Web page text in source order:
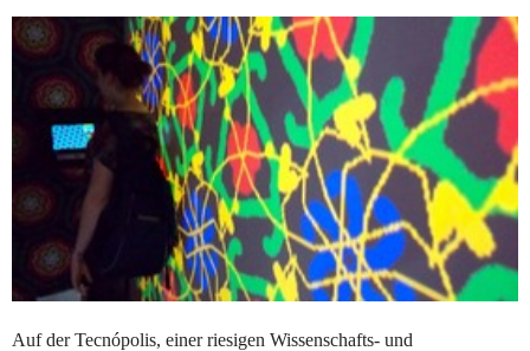
Auf der Tecnópolis, einer riesigen Wissenschafts- und